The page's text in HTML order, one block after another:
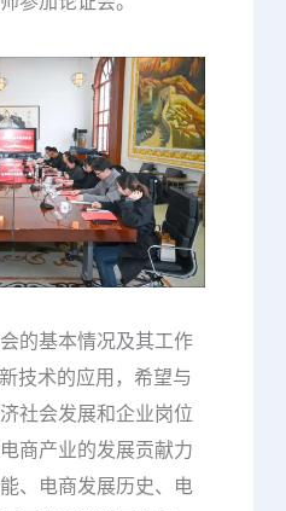
基本情况及其工作
技术的应用，希望与
社会发展和企业岗位
商产业的发展贡献力
、电商发展历史、电